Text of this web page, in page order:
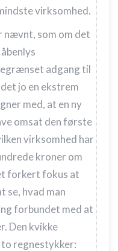
virksomhed.
nævnt, som om det
adgang til
jo en ekstrem
med, at en ny
omsat den første
virksomhed har
kroner om
forkert fokus at
se, hvad man
forbundet med at
Den kvikke
regnestykker: